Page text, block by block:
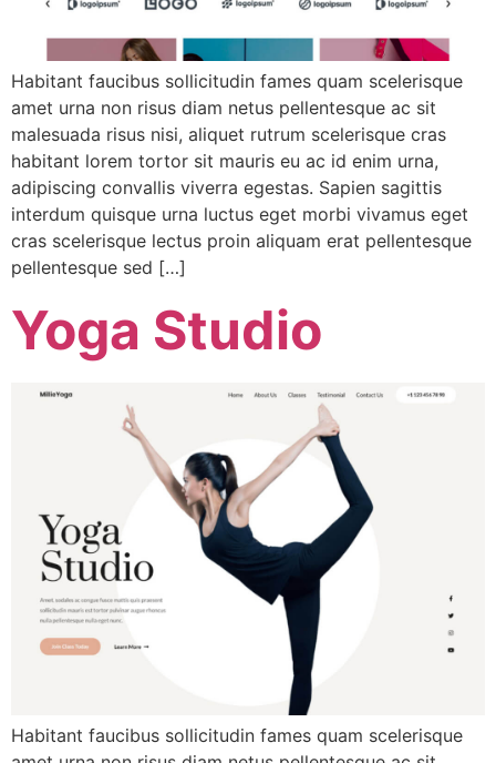
Habitant faucibus sollicitudin fames quam scelerisque
amet urna non risus diam netus pellentesque ac sit
malesuada risus nisi, aliquet rutrum scelerisque cras
habitant lorem tortor sit mauris eu ac id enim urna,
adipiscing convallis viverra egestas. Sapien sagittis
interdum quisque urna luctus eget morbi vivamus eget
cras scelerisque lectus proin aliquam erat pellentesque
pellentesque sed […]
Yoga Studio
Habitant faucibus sollicitudin fames quam scelerisque